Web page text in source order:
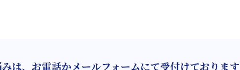
は、お電話かメールフォームにて受付けております